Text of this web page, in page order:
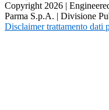
Copyright 2026 |
Parma S.p.A. | Divisione
Disclaimer trattamento dati